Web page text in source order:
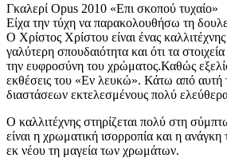
Γκαλερί Opus 2010 «Επι σκοπού τυχαίο»
Είχα την τύχη να παρακολουθήσω τη
Ο Χρίστος Χρίστου είναι ένας
γαλύτερη σπουδαιότητα και ότι τα
την ευφροσύνη του χρώματος.Καθώς
εκθέσεις του «Εν λευκώ». Κάτω από αυτή
διαστάσεων εκτελεσμένους πολύ
Ο καλλιτέχνης στηρίζεται πολύ στη
είναι η χρωματική ισορροπία και η ανάγκη
εκ νέου τη μαγεία των χρωμάτων.